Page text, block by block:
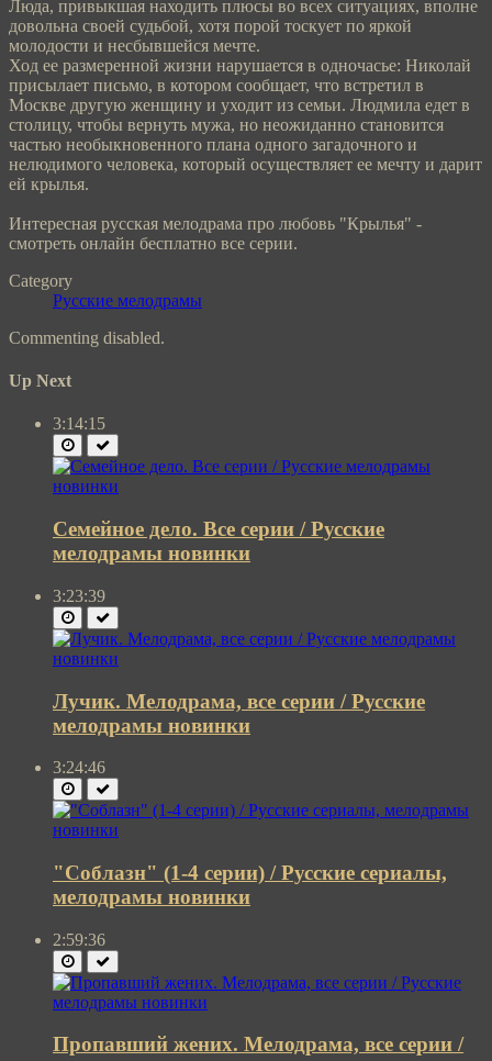
Люда, привыкшая находить плюсы во всех ситуациях, вполне
довольна своей судьбой, хотя порой тоскует по яркой
молодости и несбывшейся мечте.
Ход ее размеренной жизни нарушается в одночасье: Николай
присылает письмо, в котором сообщает, что встретил в
Москве другую женщину и уходит из семьи. Людмила едет в
столицу, чтобы вернуть мужа, но неожиданно становится
частью необыкновенного плана одного загадочного и
нелюдимого человека, который осуществляет ее мечту и дарит
ей крылья.
Интересная русская мелодрама про любовь "Крылья" -
смотреть онлайн бесплатно все серии.
Category
Русские мелодрамы
Commenting disabled.
Up Next
3:14:15
Семейное дело. Все серии / Русские
мелодрамы новинки
3:23:39
Лучик. Мелодрама, все серии / Русские
мелодрамы новинки
3:24:46
"Соблазн" (1-4 серии) / Русские сериалы,
мелодрамы новинки
2:59:36
Пропавший жених. Мелодрама, все серии /